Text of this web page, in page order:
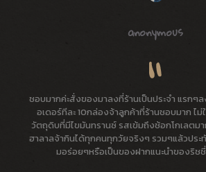
anonymous
ชอบมากค่ะสั่งของมาลงที่ร้านเป็นประจำ แรกๆ
อเดอร์ทีละ 10กล่องจ้าลูกค้าที่ร้านชอบมาก ไม่
วัตถุดิบที่มีไขมันทรานซ์ รสเข้มถึงช้อกโกเลตม
ฮาลาลจ้ากินได้ทุกคนทุกวัยจริงๆ รวมๆแล้วประ
มอร่อยๆหรือเป็นของฝากแนะนำของริช